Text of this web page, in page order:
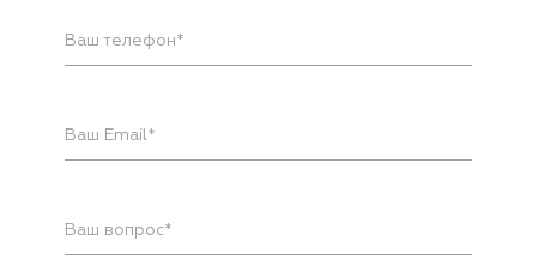
Ваш телефон*
Ваш Email*
Ваш вопрос*